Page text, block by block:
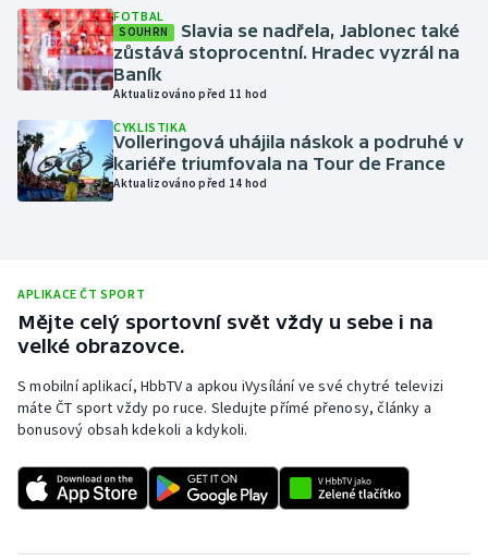
Lezení
Lyže a snowboard
Moderní pětiboj
Motorsport
Plavání
Plážový volejbal
Ragby
Rychlobruslení
FOTBAL
SOUHRN
Slavia se nadřela, Jablonec také
zůstává stoprocentní. Hradec vyzrál na
Baník
Aktualizováno před 11 hod
CYKLISTIKA
Volleringová uhájila náskok a podruhé v
kariéře triumfovala na Tour de France
Aktualizováno před 14 hod
APLIKACE ČT SPORT
Mějte celý sportovní svět vždy u sebe i na
velké obrazovce.
S mobilní aplikací, HbbTV a apkou iVysílání ve své chytré televizi
máte ČT sport vždy po ruce. Sledujte přímé přenosy, články a
bonusový obsah kdekoli a kdykoli.